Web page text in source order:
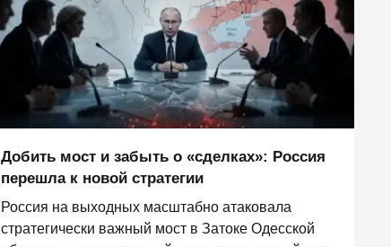
Добить мост и забыть о «сделках»: Россия
перешла к новой стратегии
Россия на выходных масштабно атаковала
стратегически важный мост в Затоке Одесской